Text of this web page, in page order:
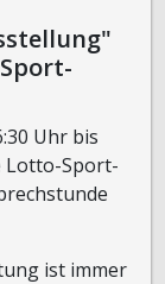
Uhr bis
Lotto-Sport-
ist immer